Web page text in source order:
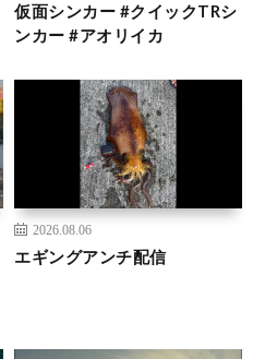
仮面シンカー #クイックTRシ
ンカー #アオリイカ
2026.08.06
エギングアンチ配信